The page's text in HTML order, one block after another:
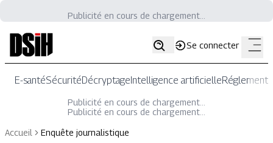
Publicité en cours de chargement...
Se connecter
E-santéSécuritéDécryptageIntelligence artificielle
Publicité en cours de chargement...
Publicité en cours de chargement...
Accueil
Enquête journalistique